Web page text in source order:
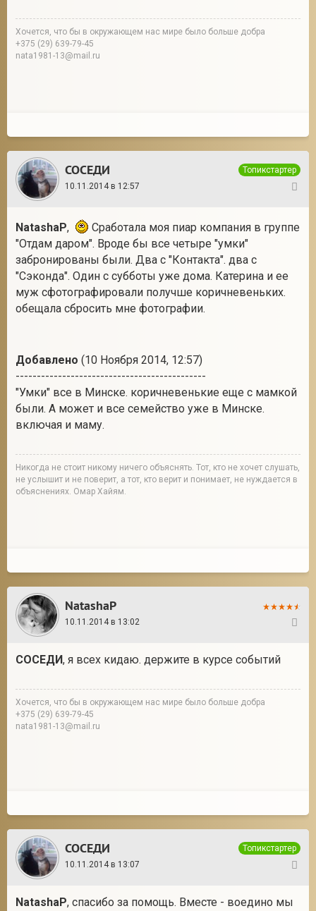
Хочется, что бы в окружающем нас мире было больше добра
+375 (29) 639-79-45
nata1981-13@mail.ru
СОСЕДИ
Топикстартер
10.11.2014 в 12:57
NatashaP,
Сработала моя пиар компания в группе
"Отдам даром". Вроде бы все четыре "умки"
забронированы были. Два с "Контакта". два с
"Сэконда". Один с субботы уже дома. Катерина и ее
муж сфотографировали получше коричневеньких.
обещала сбросить мне фотографии.
Добавлено (10 Ноября 2014, 12:57)
---------------------------------------------
"Умки" все в Минске. коричневенькие еще с мамкой
были. А может и все семейство уже в Минске.
включая и маму.
Никогда не стоит никому ничего объяснять. Тот, кто не хочет слушать,
не услышит и не поверит, а тот, кто верит и понимает, не нуждается в
объяснениях. Омар Хайям.
NatashaP
10.11.2014 в 13:02
СОСЕДИ, я всех кидаю. держите в курсе событий
Хочется, что бы в окружающем нас мире было больше добра
+375 (29) 639-79-45
nata1981-13@mail.ru
СОСЕДИ
Топикстартер
10.11.2014 в 13:07
NatashaP, спасибо за помощь. Вместе - воедино мы